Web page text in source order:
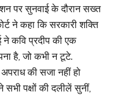
पर सुनवाई के दौरान सख्त
ने कहा कि सरकारी शक्ति
ने कवि प्रदीप की एक
है, जो कभी न टूटे.
की सजा नहीं हो
पक्षों की दलीलें सुनीं,